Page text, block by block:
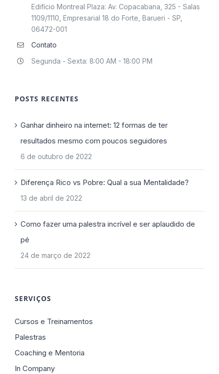
Edifício Montreal Plaza: Av. Copacabana, 325 - Salas
1109/1110, Empresarial 18 do Forte, Barueri - SP,
06472-001
Contato
Segunda - Sexta: 8:00 AM - 18:00 PM
POSTS RECENTES
Ganhar dinheiro na internet: 12 formas de ter
resultados mesmo com poucos seguidores
6 de outubro de 2022
Diferença Rico vs Pobre: Qual a sua Mentalidade?
13 de abril de 2022
Como fazer uma palestra incrível e ser aplaudido de
pé
24 de março de 2022
SERVIÇOS
Cursos e Treinamentos
Palestras
Coaching e Mentoria
In Company